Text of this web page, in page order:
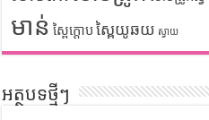
មាន់ ស្ពៃក្តោប ស្ពៃយូឆយ ស្វាយ
អត្ថបទថ្មីៗ